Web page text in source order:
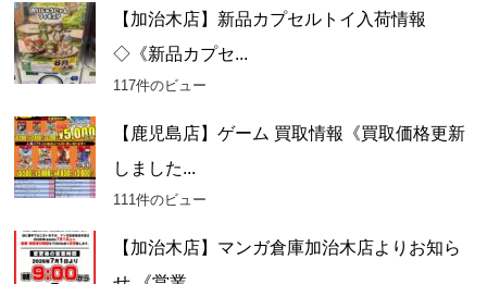
【加治木店】新品カプセルトイ入荷情報
◇《新品カプセ...
117件のビュー
【鹿児島店】ゲーム 買取情報《買取価格更新
しました...
111件のビュー
【加治木店】マンガ倉庫加治木店よりお知ら